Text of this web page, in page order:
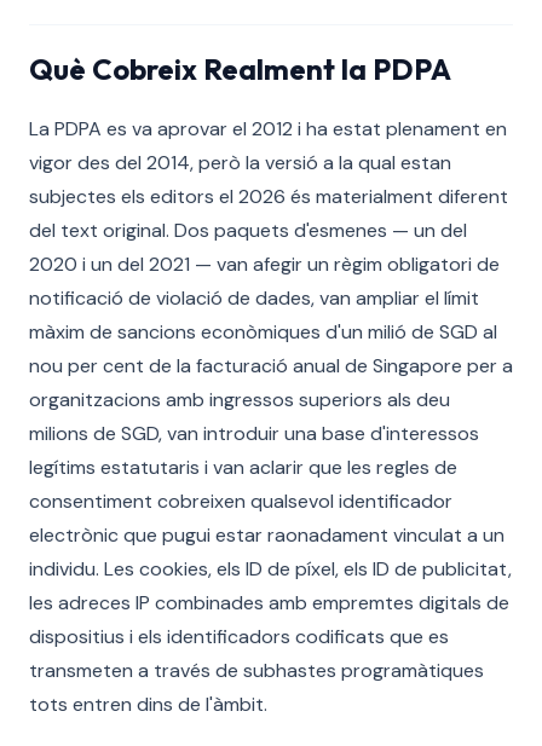
Què Cobreix Realment la PDPA
La PDPA es va aprovar el 2012 i ha estat plenament en
vigor des del 2014, però la versió a la qual estan
subjectes els editors el 2026 és materialment diferent
del text original. Dos paquets d'esmenes — un del
2020 i un del 2021 — van afegir un règim obligatori de
notificació de violació de dades, van ampliar el límit
màxim de sancions econòmiques d'un milió de SGD al
nou per cent de la facturació anual de Singapore per a
organitzacions amb ingressos superiors als deu
milions de SGD, van introduir una base d'interessos
legítims estatutaris i van aclarir que les regles de
consentiment cobreixen qualsevol identificador
electrònic que pugui estar raonadament vinculat a un
individu. Les cookies, els ID de píxel, els ID de publicitat,
les adreces IP combinades amb empremtes digitals de
dispositius i els identificadors codificats que es
transmeten a través de subhastes programàtiques
tots entren dins de l'àmbit.